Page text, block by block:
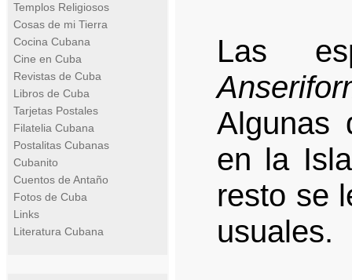
Templos Religiosos
Cosas de mi Tierra
Cocina Cubana
Cine en Cuba
Revistas de Cuba
Libros de Cuba
Tarjetas Postales
Filatelia Cubana
Postalitas Cubanas
Cubanito
Cuentos de Antaño
Fotos de Cuba
Links
Literatura Cubana
Las
Algunas
en la
resto se
usuales.